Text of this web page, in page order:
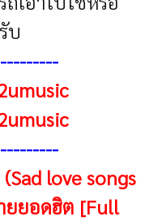
บ
love songs
ยยอดฮิต [Full